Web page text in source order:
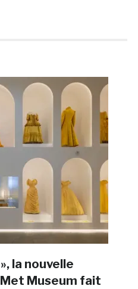
la nouvelle
Museum fait